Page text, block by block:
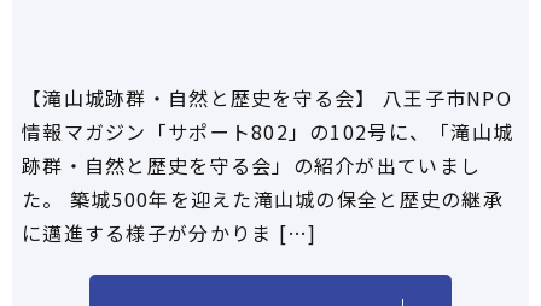
【滝山城跡群・自然と歴史を守る会】 八王子市NPO
情報マガジン「サポート802」の102号に、「滝山城
跡群・自然と歴史を守る会」の紹介が出ていまし
た。 築城500年を迎えた滝山城の保全と歴史の継承
に邁進する様子が分かりま […]